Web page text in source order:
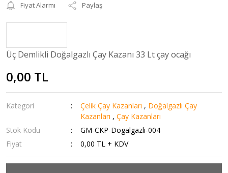
Fiyat Alarmı
Paylaş
Üç Demlikli Doğalgazlı Çay Kazanı 33 Lt çay ocağı
0,00 TL
Kategori Çelik Çay Kazanları , Doğalgazlı Çay
Kazanları ,Çay Kazanları
Stok Kodu
GM-CKP-Dogalgazli-004
Fiyat
0,00 TL + KDV